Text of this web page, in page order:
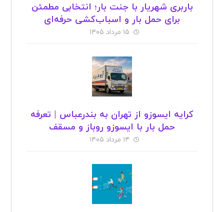
باربری شهریار با جنت بار؛ انتخابی مطمئن
برای حمل بار و اسباب‌کشی حرفه‌ای
۱۵ مرداد ۱۴۰۵
کرایه ایسوزو از تهران به بندرعباس | تعرفه
حمل بار با ایسوزو روباز و مسقف
۱۴ مرداد ۱۴۰۵